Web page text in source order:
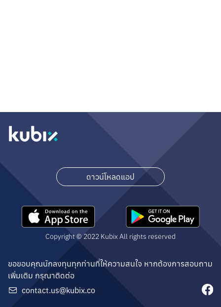
ดาวน์โหลดแอป
Copyright © 2022 Kubix All rights reserved
ขอขอบคุณนักลงทุนทุกท่านที่ให้ความสนใจ หากต้องการสอบถาม
เพิ่มเติม กรุณาติดต่อ
contact.us@kubix.co